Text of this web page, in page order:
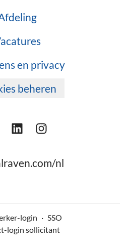
en privacy
beheren
nl
login · SSO
login sollicitant